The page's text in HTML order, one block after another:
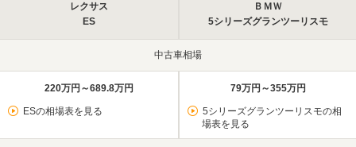
レクサス
ES
ＢＭＷ
5シリーズグランツーリスモ
中古車相場
220万円～689.8万円
ESの相場表を見る
79万円～355万円
5シリーズグランツーリスモの相
場表を見る